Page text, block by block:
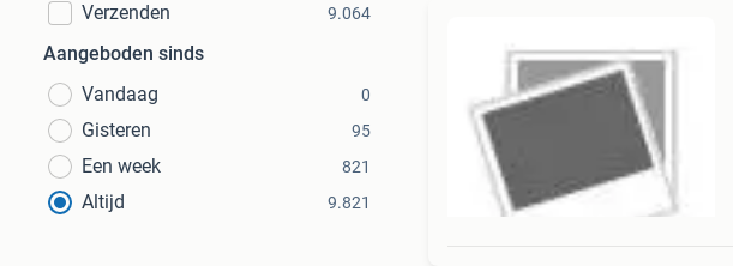
Verzenden 9.064
Aangeboden sinds
Vandaag
0
Gisteren 95
Een week 821
Altijd 9.821